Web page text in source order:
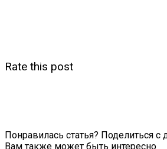
Rate this post
Понравилась статья? Поделиться с
Вам также может быть интересно